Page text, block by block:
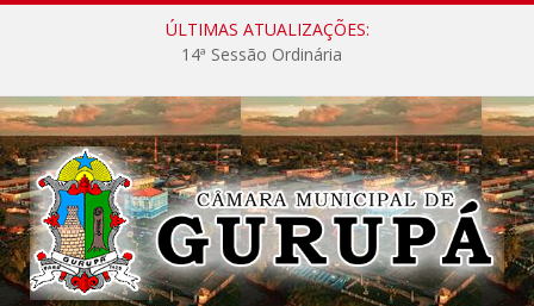
ÚLTIMAS ATUALIZAÇÕES:
14ª Sessão Ordinária